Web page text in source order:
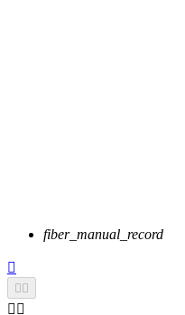
fiber_manual_record

 
 